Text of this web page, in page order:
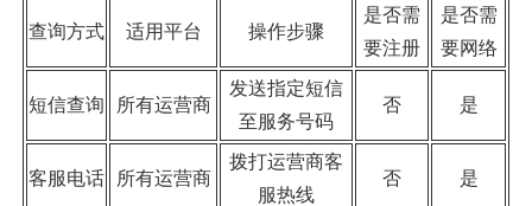
查询方式 适用平台 操作步骤
是否需
要注册
是否需
要网络
短信查询 所有运营商
发送指定短信
至服务号码
否 是
客服电话 所有运营商
拨打运营商客
服热线
否 是